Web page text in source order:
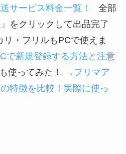
サービス料金一覧！
全部
をクリックして出品完了
・フリルもPCで使えま
で新規登録する方法と注意
使ってみた！ → フリマア
特徴を比較！実際に使っ